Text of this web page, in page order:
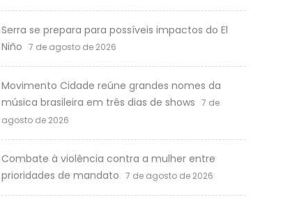
Serra se prepara para possíveis impactos do El
Niño 7 de agosto de 2026
Movimento Cidade reúne grandes nomes da
música brasileira em três dias de shows 7 de
agosto de 2026
Combate à violência contra a mulher entre
prioridades de mandato 7 de agosto de 2026